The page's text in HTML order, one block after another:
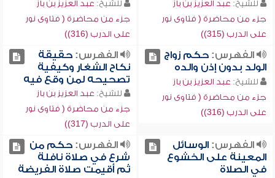
للشيخ: عبد العزيز بن باز
جزء من محاضرة ( فتاوى نور
على الدرب (315))
للشيخ: عبد العزيز بن باز
جزء من محاضرة ( فتاوى نور
على الدرب (316))
الفهرس:حكم زواج
الولد بدون إذن والده
للشيخ: عبد العزيز بن باز
جزء من محاضرة ( فتاوى نور
على الدرب (316))
الفهرس:حقيقة
نكاح الشغار وكيفية
تصحيحه لمن وقع فيه
للشيخ: عبد العزيز بن باز
جزء من محاضرة ( فتاوى نور
على الدرب (317))
الفهرس:الوسائل
المعينة على الخشوع
في الصلاة
الفهرس:حكم من
شرع في صلاة نافلة
ثم أقيمت صلاة الفريضة